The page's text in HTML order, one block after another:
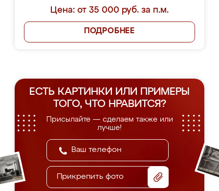
Цена: от 35 000 руб. за п.м.
ПОДРОБНЕЕ
ЕСТЬ КАРТИНКИ ИЛИ ПРИМЕРЫ
ТОГО, ЧТО НРАВИТСЯ?
Присылайте — сделаем также или
лучше!
Прикрепить фото